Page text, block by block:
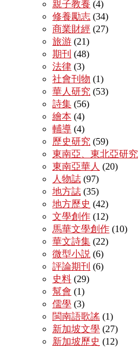
親子教養 (4)
修養勵志 (34)
商業財經 (27)
旅游 (21)
期刊 (48)
法律 (3)
社會刊物 (1)
華人研究 (53)
詩集 (56)
繪本 (4)
輔導 (4)
歷史研究 (59)
東南亞、東北亞研究
東南亞華人 (20)
人物誌 (97)
地方誌 (35)
地方歷史 (42)
文學創作 (12)
馬華文學創作 (10)
華文詩集 (22)
微型小説 (6)
評論期刊 (6)
史料 (29)
幫會 (1)
儒學 (3)
閩南語歌謠 (1)
新加坡文學 (27)
新加坡歷史 (12)